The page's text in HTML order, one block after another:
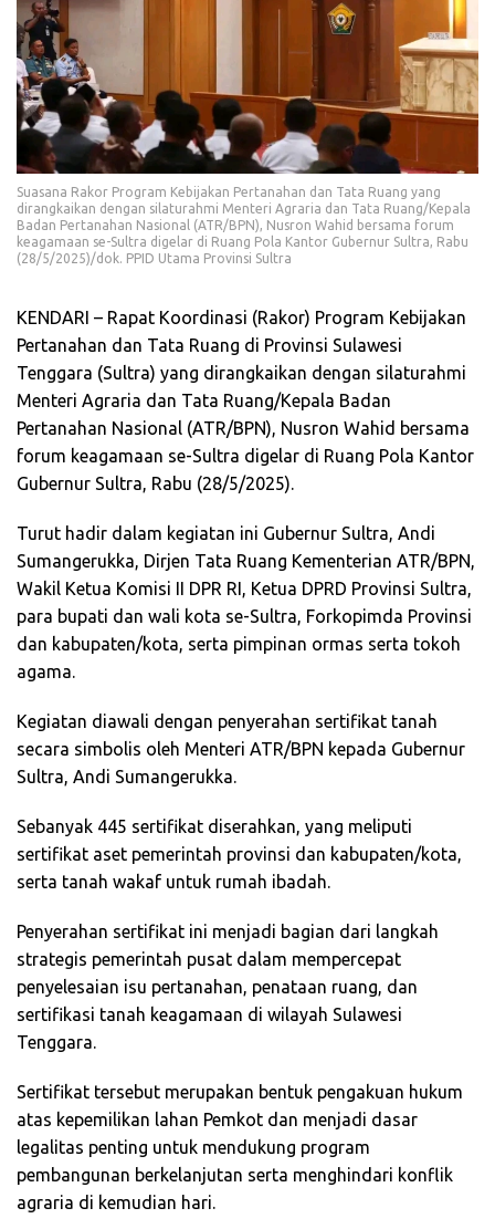
Suasana Rakor Program Kebijakan Pertanahan dan Tata Ruang yang
dirangkaikan dengan silaturahmi Menteri Agraria dan Tata Ruang/Kepala
Badan Pertanahan Nasional (ATR/BPN), Nusron Wahid bersama forum
keagamaan se-Sultra digelar di Ruang Pola Kantor Gubernur Sultra, Rabu
(28/5/2025)/dok. PPID Utama Provinsi Sultra
KENDARI – Rapat Koordinasi (Rakor) Program Kebijakan
Pertanahan dan Tata Ruang di Provinsi Sulawesi
Tenggara (Sultra) yang dirangkaikan dengan silaturahmi
Menteri Agraria dan Tata Ruang/Kepala Badan
Pertanahan Nasional (ATR/BPN), Nusron Wahid bersama
forum keagamaan se-Sultra digelar di Ruang Pola Kantor
Gubernur Sultra, Rabu (28/5/2025).
Turut hadir dalam kegiatan ini Gubernur Sultra, Andi
Sumangerukka, Dirjen Tata Ruang Kementerian ATR/BPN,
Wakil Ketua Komisi II DPR RI, Ketua DPRD Provinsi Sultra,
para bupati dan wali kota se-Sultra, Forkopimda Provinsi
dan kabupaten/kota, serta pimpinan ormas serta tokoh
agama.
Kegiatan diawali dengan penyerahan sertifikat tanah
secara simbolis oleh Menteri ATR/BPN kepada Gubernur
Sultra, Andi Sumangerukka.
Sebanyak 445 sertifikat diserahkan, yang meliputi
sertifikat aset pemerintah provinsi dan kabupaten/kota,
serta tanah wakaf untuk rumah ibadah.
Penyerahan sertifikat ini menjadi bagian dari langkah
strategis pemerintah pusat dalam mempercepat
penyelesaian isu pertanahan, penataan ruang, dan
sertifikasi tanah keagamaan di wilayah Sulawesi
Tenggara.
Sertifikat tersebut merupakan bentuk pengakuan hukum
atas kepemilikan lahan Pemkot dan menjadi dasar
legalitas penting untuk mendukung program
pembangunan berkelanjutan serta menghindari konflik
agraria di kemudian hari.